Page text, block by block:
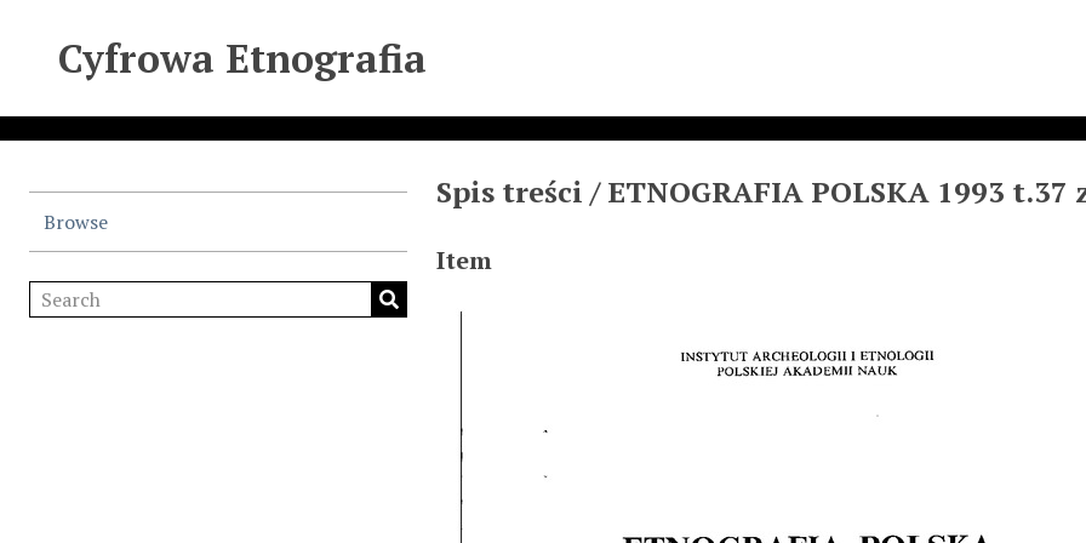
Cyfrowa Etnografia
Browse
Spis treści / ETNOGRAFIA POLSKA 1993 t.37
Item